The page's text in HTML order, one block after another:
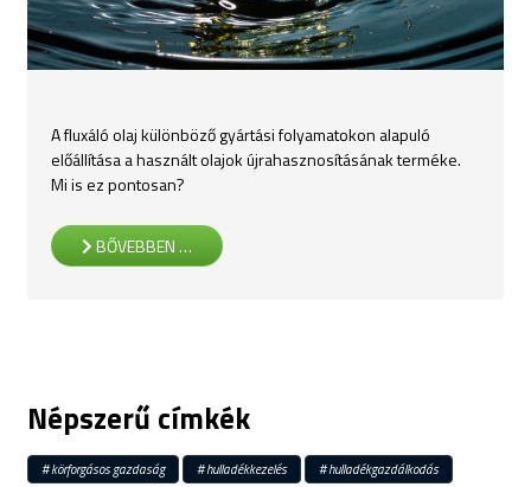
A fluxáló olaj különböző gyártási folyamatokon alapuló
előállítása a használt olajok újrahasznosításának terméke.
Mi is ez pontosan?
BŐVEBBEN …
Népszerű címkék
körforgásos gazdaság hulladékkezelés
hulladékgazdálkodás